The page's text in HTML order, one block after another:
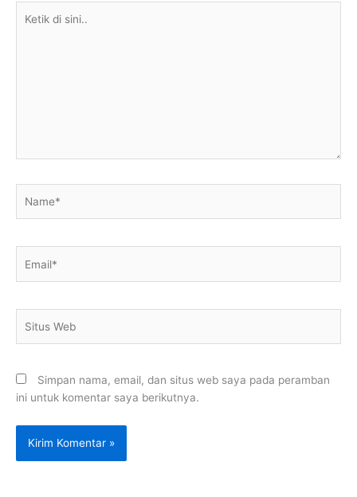
Web
Simpan nama, email, dan situs web saya pada peramban
ini untuk komentar saya berikutnya.